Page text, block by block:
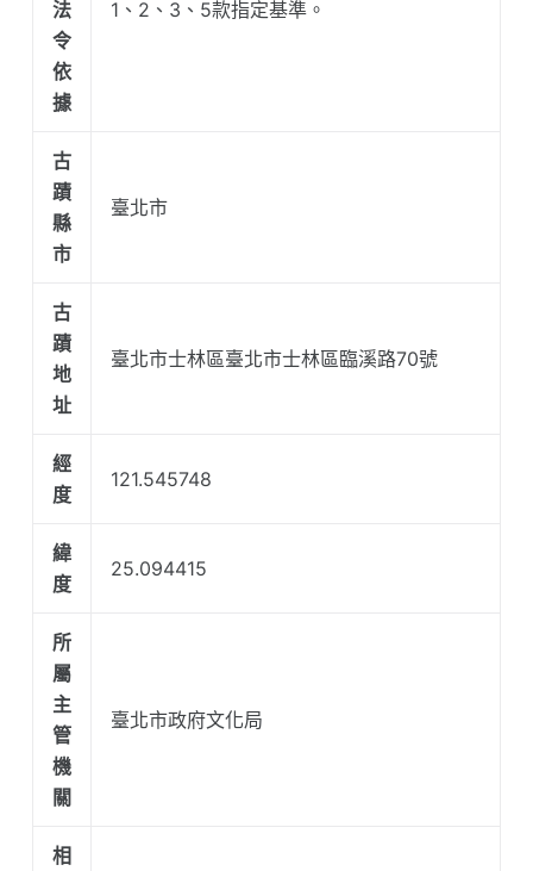
法
令
依
據
1、2、3、5款指定基準。
古
蹟
縣
市
臺北市
古
蹟
地
址
臺北市士林區臺北市士林區臨溪路70號
經
度
121.545748
緯
度
25.094415
所
屬
主
管
機
關
臺北市政府文化局
相